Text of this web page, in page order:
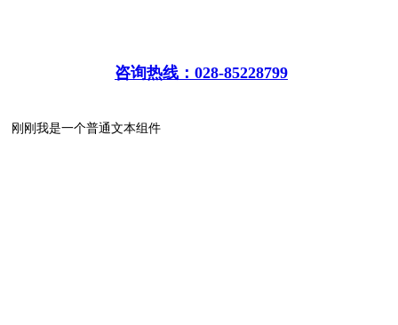
咨询热线：028-85228799
刚刚我是一个普通文本组件